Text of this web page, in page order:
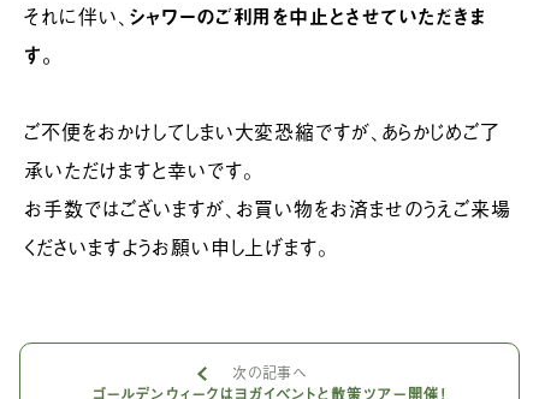
それに伴い、 シャワーのご利用を中止とさせていただきま
す。
ご不便をおかけしてしまい大変恐縮ですが、あらかじめご了
承いただけますと幸いです。
お手数ではございますが、お買い物をお済ませのうえご来場
くださいますようお願い申し上げます。
次の記事へ